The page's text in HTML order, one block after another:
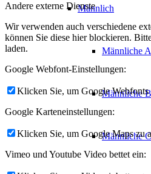
Männlich
Männliche
Männliche
Männliche
Andere externe Dienste
Wir verwenden auch verschiedene
können Sie diese hier blockieren.
laden.
Google Webfont-Einstellungen:
Klicken Sie, um Google
Google Karteneinstellungen:
Klicken Sie, um Google Maps zu
Vimeo und Youtube Video bettet ein: